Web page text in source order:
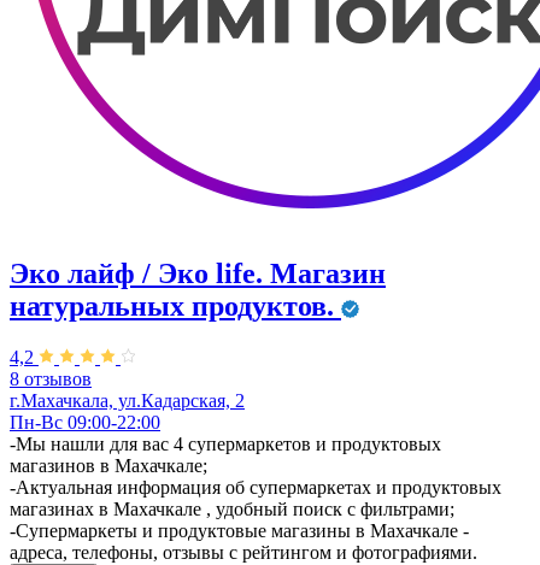
Эко лайф / Эко life. ​Магазин
натуральных продуктов.
4,2
8 отзывов
г.Махачкала, ул.​Кадарская, 2
Пн-Вс 09:00-22:00
​-Мы нашли для вас 4 супермаркетов и продуктовых
магазинов в Махачкале;
-Актуальная информация об супермаркетах и продуктовых
магазинах в Махачкале , удобный поиск с фильтрами;
-Супермаркеты и продуктовые магазины в Махачкале -
адреса, телефоны, отзывы с рейтингом и фотографиями.